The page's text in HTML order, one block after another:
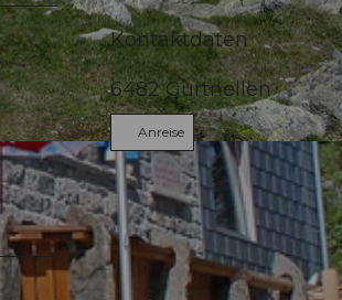
Kontaktdaten
6482Gurtnellen
Anreise